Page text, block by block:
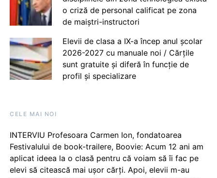
o criză de personal calificat pe zona
de maiștri-instructori
Elevii de clasa a IX-a încep anul școlar
2026-2027 cu manuale noi / Cărțile
sunt gratuite și diferă în funcție de
profil și specializare
CELE MAI NOI
INTERVIU Profesoara Carmen Ion, fondatoarea
Festivalului de book-trailere, Boovie: Acum 12 ani am
aplicat ideea la o clasă pentru că voiam să îi fac pe
elevi să citească mai ușor cărți. Apoi, elevii m-au